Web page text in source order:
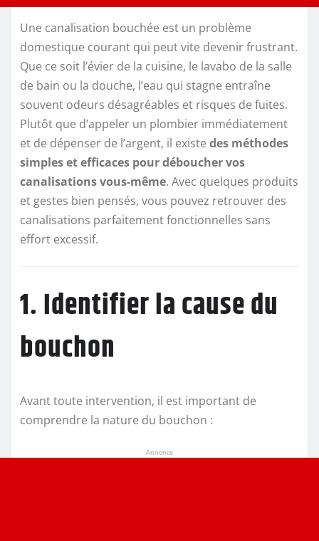
Une canalisation bouchée est un problème
domestique courant qui peut vite devenir frustrant.
Que ce soit l’évier de la cuisine, le lavabo de la salle
de bain ou la douche, l’eau qui stagne entraîne
souvent odeurs désagréables et risques de fuites.
Plutôt que d’appeler un plombier immédiatement
et de dépenser de l’argent, il existe des méthodes
simples et efficaces pour déboucher vos
canalisations vous-même. Avec quelques produits
et gestes bien pensés, vous pouvez retrouver des
canalisations parfaitement fonctionnelles sans
effort excessif.
1. Identifier la cause du
bouchon
Avant toute intervention, il est important de
comprendre la nature du bouchon :
Annonce